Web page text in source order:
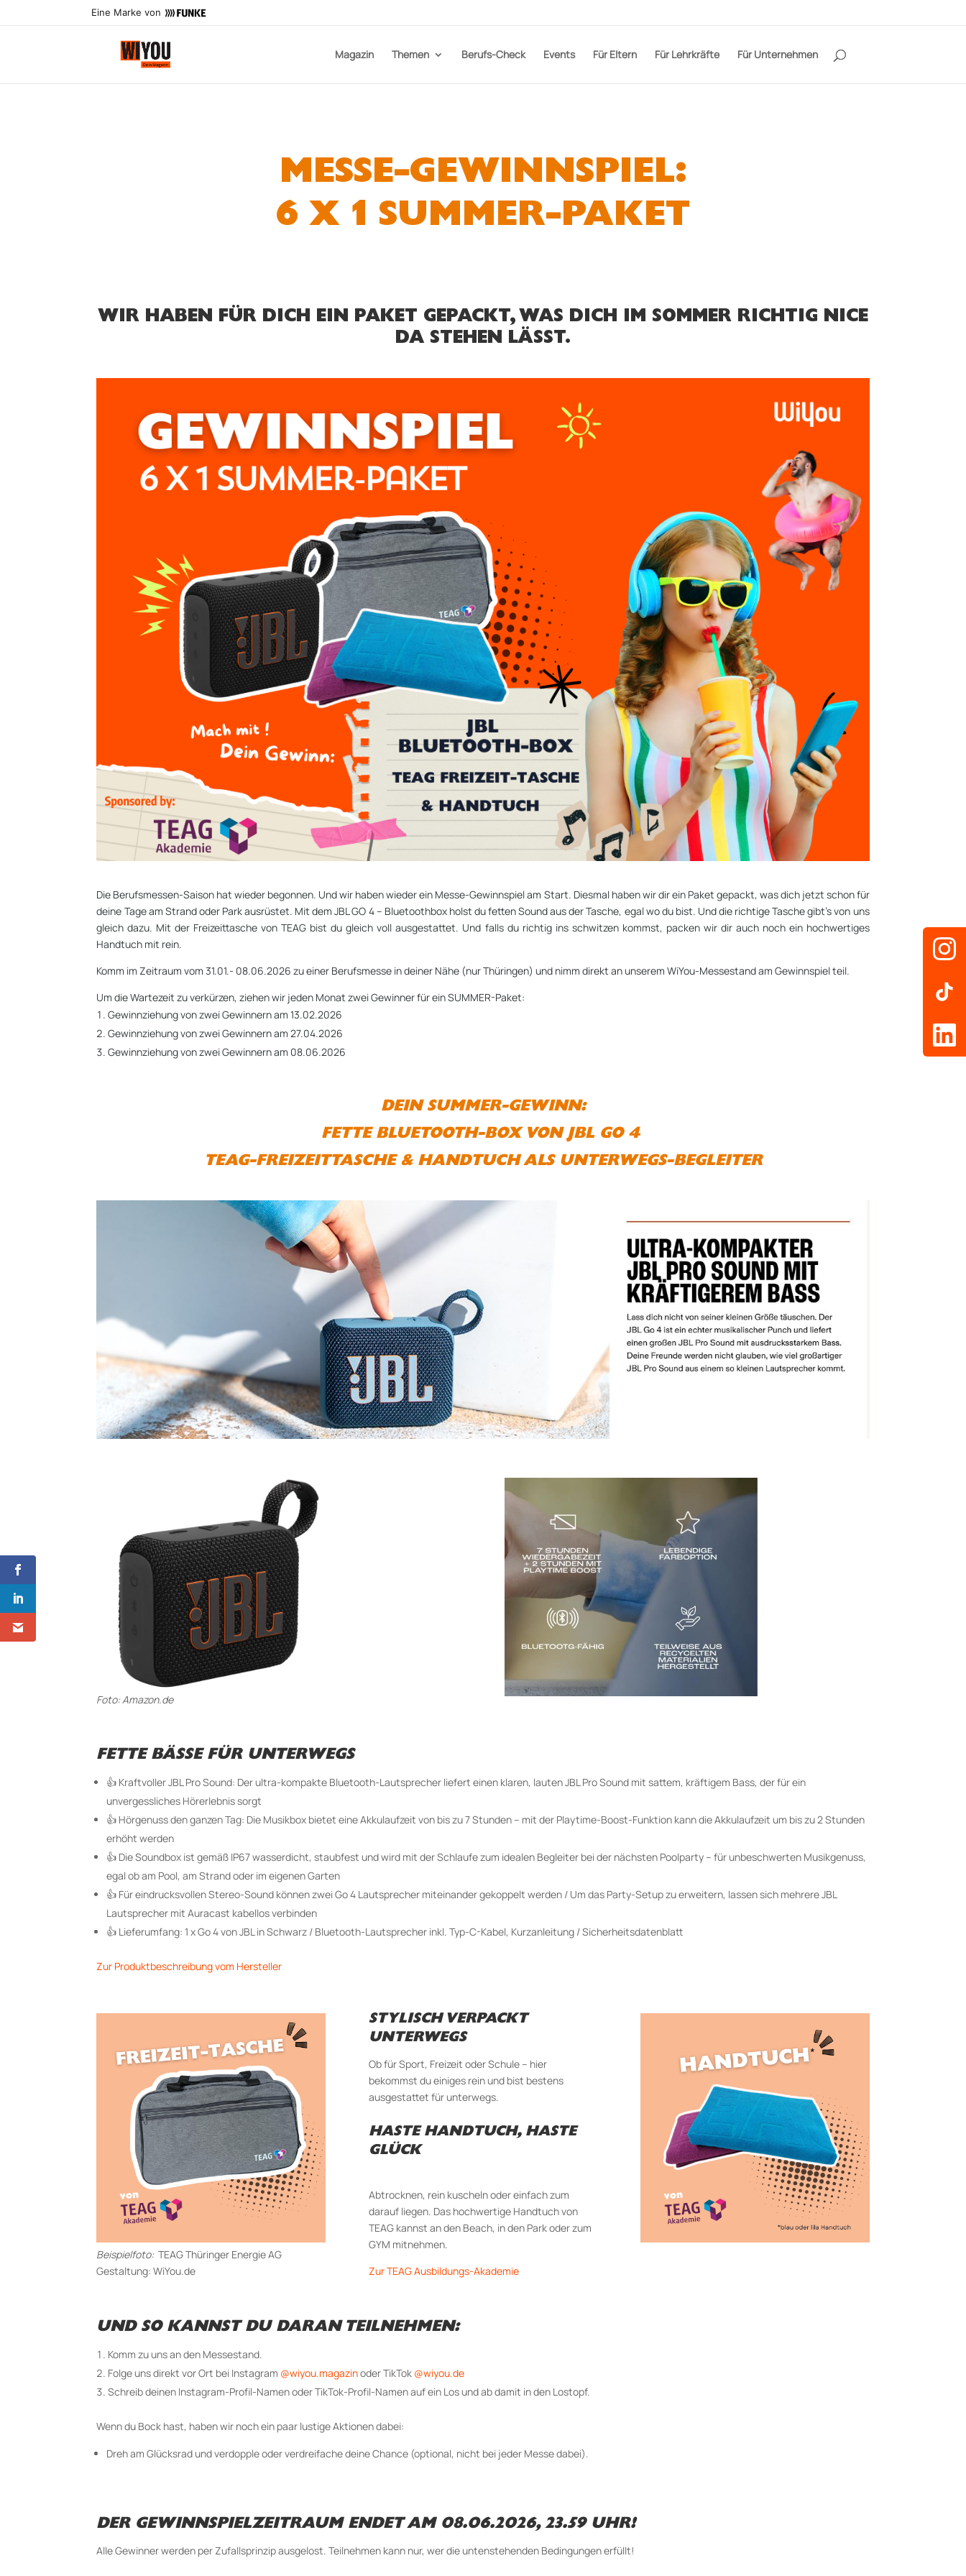
Eine Marke von
Magazin Themen Berufs-Check Events Für Eltern Für Lehrkräfte Für Unternehmen
MESSE-GEWINNSPIEL:
6 X 1 SUMMER-PAKET
WIR HABEN FÜR DICH EIN PAKET GEPACKT, WAS DICH IM SOMMER RICHTIG NICE
DA STEHEN LÄSST.
Die Berufsmessen-Saison hat wieder begonnen. Und wir haben wieder ein Messe-Gewinnspiel am Start. Diesmal haben wir dir ein Paket gepackt, was dich jetzt schon für
deine Tage am Strand oder Park ausrüstet. Mit dem JBL GO 4 – Bluetoothbox holst du fetten Sound aus der Tasche, egal wo du bist. Und die richtige Tasche gibt’s von uns
gleich dazu. Mit der Freizeittasche von TEAG bist du gleich voll ausgestattet. Und falls du richtig ins schwitzen kommst, packen wir dir auch noch ein hochwertiges
Handtuch mit rein.
Komm im Zeitraum vom 31.01.- 08.06.2026 zu einer Berufsmesse in deiner Nähe (nur Thüringen) und nimm direkt an unserem WiYou-Messestand am Gewinnspiel teil.
Um die Wartezeit zu verkürzen, ziehen wir jeden Monat zwei Gewinner für ein SUMMER-Paket:
Gewinnziehung von zwei Gewinnern am 13.02.2026
Gewinnziehung von zwei Gewinnern am 27.04.2026
Gewinnziehung von zwei Gewinnern am 08.06.2026
DEIN SUMMER-GEWINN:
FETTE BLUETOOTH-BOX VON JBL GO 4
TEAG-FREIZEITTASCHE & HANDTUCH ALS UNTERWEGS-BEGLEITER
Foto: Amazon.de
FETTE BÄSSE FÜR UNTERWEGS
👍 Kraftvoller JBL Pro Sound: Der ultra-kompakte Bluetooth-Lautsprecher liefert einen klaren, lauten JBL Pro Sound mit sattem, kräftigem Bass, der für ein
unvergessliches Hörerlebnis sorgt
👍 Hörgenuss den ganzen Tag: Die Musikbox bietet eine Akkulaufzeit von bis zu 7 Stunden – mit der Playtime-Boost-Funktion kann die Akkulaufzeit um bis zu 2 Stunden
erhöht werden
👍 Die Soundbox ist gemäß IP67 wasserdicht, staubfest und wird mit der Schlaufe zum idealen Begleiter bei der nächsten Poolparty – für unbeschwerten Musikgenuss,
egal ob am Pool, am Strand oder im eigenen Garten
👍 Für eindrucksvollen Stereo-Sound können zwei Go 4 Lautsprecher miteinander gekoppelt werden / Um das Party-Setup zu erweitern, lassen sich mehrere JBL
Lautsprecher mit Auracast kabellos verbinden
👍 Lieferumfang: 1 x Go 4 von JBL in Schwarz / Bluetooth-Lautsprecher inkl. Typ-C-Kabel, Kurzanleitung / Sicherheitsdatenblatt
Zur Produktbeschreibung vom Hersteller
Beispielfoto:TEAG Thüringer Energie AG
Gestaltung: WiYou.de
STYLISCH VERPACKT
UNTERWEGS
Ob für Sport, Freizeit oder Schule – hier
bekommst du einiges rein und bist bestens
ausgestattet für unterwegs.
HASTE HANDTUCH, HASTE
GLÜCK
Abtrocknen, rein kuscheln oder einfach zum
darauf liegen. Das hochwertige Handtuch von
TEAG kannst an den Beach, in den Park oder zum
GYM mitnehmen.
Zur TEAG Ausbildungs-Akademie
UND SO KANNST DU DARAN TEILNEHMEN:
Komm zu uns an den Messestand.
Folge uns direkt vor Ort bei Instagram @wiyou.magazinoder TikTok @wiyou.de
Schreib deinen Instagram-Profil-Namen oder TikTok-Profil-Namen auf ein Los und ab damit in den Lostopf.
Wenn du Bock hast, haben wir noch ein paar lustige Aktionen dabei:
Dreh am Glücksrad und verdopple oder verdreifachedeine Chance (optional, nicht bei jeder Messe dabei).
DER GEWINNSPIELZEITRAUM ENDET AM 08.06.2026, 23.59 UHR!
Alle Gewinner werden per Zufallsprinzip ausgelost. Teilnehmen kann nur, wer die untenstehenden Bedingungen erfüllt!